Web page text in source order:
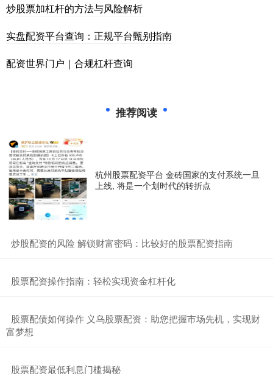
炒股票加杠杆的方法与风险解析
实盘配资平台查询：正规平台甄别指南
配资世界门户｜合规杠杆查询
推荐阅读
杭州股票配资平台 金砖国家的支付系统一旦
上线, 将是一个划时代的转折点
​炒股配资的风险 解锁财富密码：比较好的股票配资指南
​股票配资操作指南：轻松实现资金杠杆化
​股票配债如何操作 义乌股票配资：助您把握市场先机，实现财
富梦想
​股票配资最低利息门槛揭秘